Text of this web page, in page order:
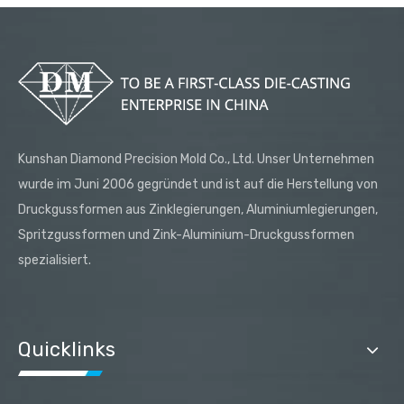
Kunshan Diamond Precision Mold Co., Ltd. Unser Unternehmen
wurde im Juni 2006 gegründet und ist auf die Herstellung von
Druckgussformen aus Zinklegierungen, Aluminiumlegierungen,
Spritzgussformen und Zink-Aluminium-Druckgussformen
spezialisiert.
Quicklinks